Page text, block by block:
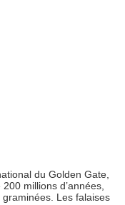
du Golden Gate,
millions d’années,
Les falaises